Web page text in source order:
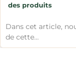
des produits
Dans cet article,
de cette...